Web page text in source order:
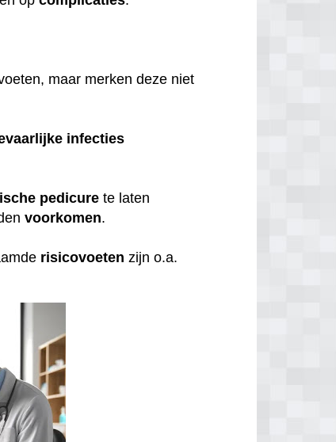
maar merken deze niet
infecties
pedicure te laten
voorkomen.
risicovoeten zijn o.a.